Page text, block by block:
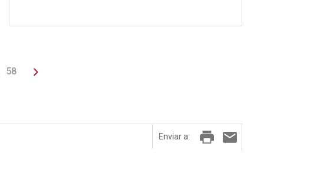
58
Enviar a: